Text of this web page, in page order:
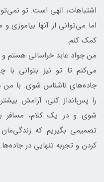
اشتباهات، الهی است. تو
اما می‌توانی از آنها بیاموزی
کمک کنم.
من جواد عابد خراسانی هستم و
می‌کنم تا تو نیز بتوانی با
جاده‌های ناشناس شوی. با من
را پس‌انداز کنی، آرامش
شوی و در یک کلام، مسافر
تصمیمی بگیریم که
کردن و تجربه تنهایی در جاده‌ها.